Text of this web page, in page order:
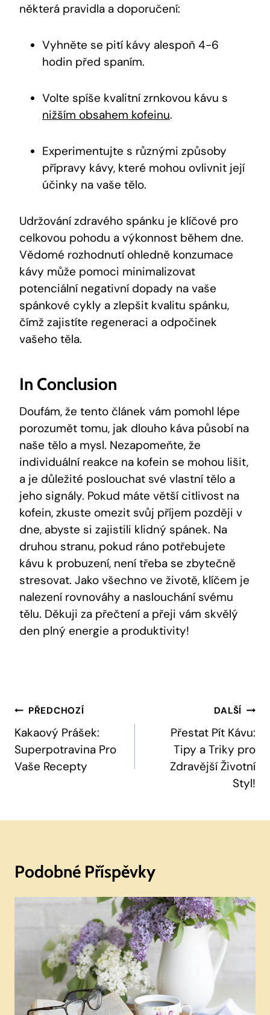
‍některá pravidla a doporučení:
Vyhněte se pití kávy alespoň 4-6
hodin před spaním.
Volte ‌spíše kvalitní zrnkovou kávu s
nižším obsahem kofeinu.
Experimentujte ⁤s různými způsoby
přípravy kávy, které mohou ‌ovlivnit ‌její
účinky na ⁤vaše tělo.
Udržování zdravého spánku je⁢ klíčové pro⁣
celkovou ⁤pohodu a výkonnost během ⁢dne.​
Vědomé ⁣rozhodnutí ohledně konzumace
kávy může pomoci minimalizovat
potenciální negativní dopady na vaše
spánkové​ cykly​ a zlepšit ⁢kvalitu ​spánku,
čímž zajistíte regeneraci‍ a odpočinek
vašeho těla.
In Conclusion
Doufám, že tento ‍článek ‌vám pomohl lépe
porozumět tomu, jak dlouho káva působí na
naše tělo a mysl. Nezapomeňte,​ že
individuální reakce na⁢ kofein se ‍mohou lišit,
a​ je důležité poslouchat své ⁢vlastní tělo a
jeho signály. Pokud máte větší citlivost na
kofein, zkuste omezit svůj příjem později v
dne, ⁤abyste si zajistili klidný ‌spánek. Na
druhou stranu, pokud⁤ ráno ‍potřebujete
‌kávu ⁤k probuzení, není ⁢třeba se zbytečně
stresovat.⁣ Jako ⁣všechno ve životě, klíčem je
nalezení rovnováhy a ⁢naslouchání svému
tělu. Děkuji za přečtení a přeji vám skvělý
den plný energie a⁤ produktivity!
Navigace
Pro
Příspěvek
PŘEDCHOZÍ
Kakaový Prášek:
Superpotravina Pro
Vaše Recepty
DALŠÍ
Přestat Pít Kávu:
Tipy a Triky pro
Zdravější Životní
Styl!
Podobné Příspěvky